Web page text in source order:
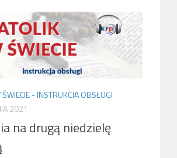
- INSTRUKCJA OBSŁUGI
2021
na drugą niedzielę